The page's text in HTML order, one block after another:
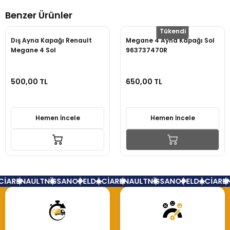
Benzer Ürünler
Dış Ayna Kapağı Renault
Megane 4 Sol
500,00 TL
Hemen İncele
Tükendi
Megane 4 Ayna Kapağı Sol
963737470R
650,00 TL
Hemen İncele
RENAULTNİSSANOPELDACİARENAULTNİSSANOPELDACİA